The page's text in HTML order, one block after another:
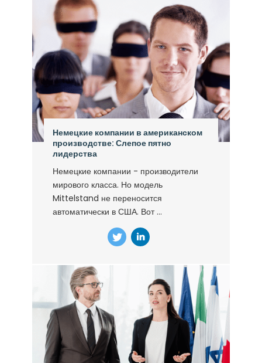
Немецкие компании в американском
производстве: Слепое пятно
лидерства
Немецкие компании - производители
мирового класса. Но модель
Mittelstand не переносится
автоматически в США. Вот ...